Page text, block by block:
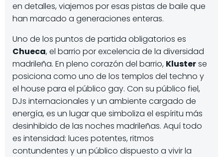
en detalles, viajemos por esas pistas de baile que
han marcado a generaciones enteras.
Uno de los puntos de partida obligatorios es
Chueca, el barrio por excelencia de la diversidad
madrileña. En pleno corazón del barrio, Klusterse
posiciona como uno de los templos del techno y
el house para el público gay. Con su público fiel,
DJs internacionales y un ambiente cargado de
energía, es un lugar que simboliza el espíritu más
desinhibido de las noches madrileñas. Aquí todo
es intensidad: luces potentes, ritmos
contundentes y un público dispuesto a vivir la